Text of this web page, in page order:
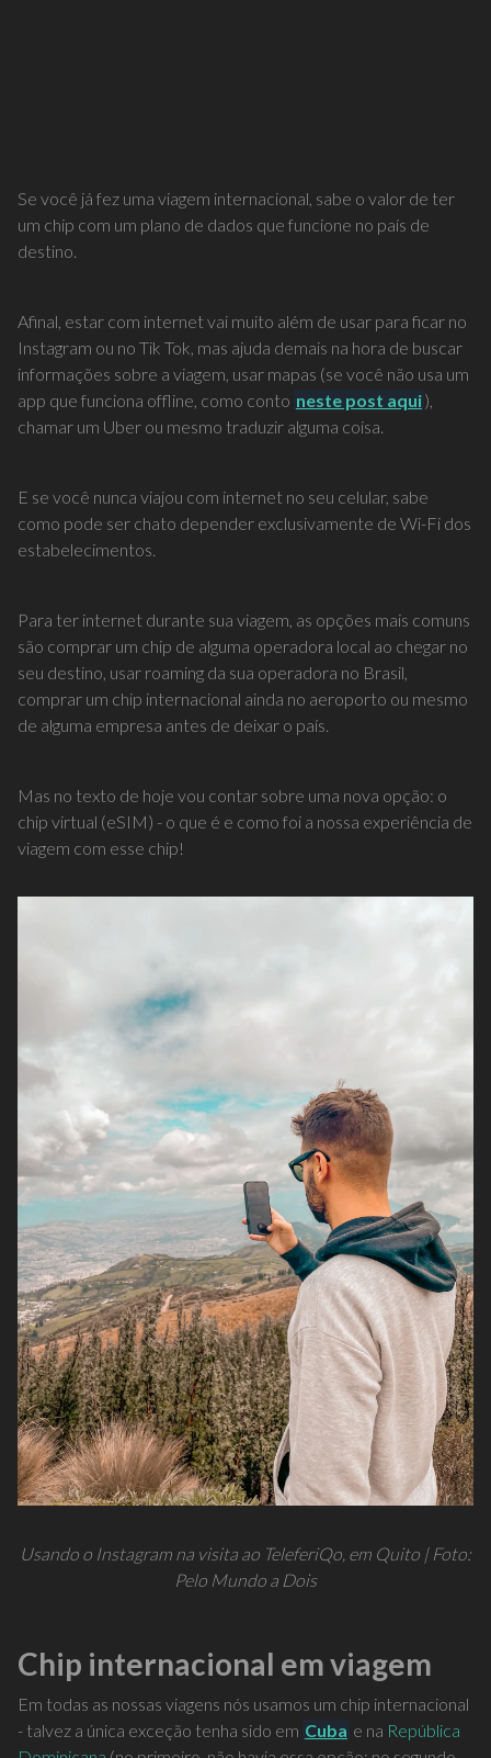
Se você já fez uma viagem internacional, sabe o valor de ter
um chip com um plano de dados que funcione no país de
destino.
Afinal, estar com internet vai muito além de usar para ficar no
Instagram ou no Tik Tok, mas ajuda demais na hora de buscar
informações sobre a viagem, usar mapas (se você não usa um
app que funciona offline, como conto neste post aqui),
chamar um Uber ou mesmo traduzir alguma coisa.
E se você nunca viajou com internet no seu celular, sabe
como pode ser chato depender exclusivamente de Wi-Fi dos
estabelecimentos.
Para ter internet durante sua viagem, as opções mais comuns
são comprar um chip de alguma operadora local ao chegar no
seu destino, usar roaming da sua operadora no Brasil,
comprar um chip internacional ainda no aeroporto ou mesmo
de alguma empresa antes de deixar o país.
Mas no texto de hoje vou contar sobre uma nova opção: o
chip virtual (eSIM) - o que é e como foi a nossa experiência de
viagem com esse chip!
Usando o Instagram na visita ao TeleferiQo, em Quito | Foto:
Pelo Mundo a Dois
Chip internacional em viagem
Em todas as nossas viagens nós usamos um chip internacional
- talvez a única exceção tenha sido em Cuba e na República